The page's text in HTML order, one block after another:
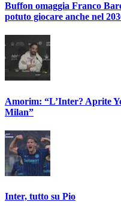
Buffon omaggia Franco
potuto giocare anche nel
Amorim: “L’Inter? Aprite
Milan”
Inter, tutto su Pio